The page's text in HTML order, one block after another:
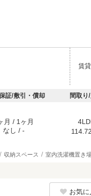
賃
証/敷引・償却 間取り
月 / 1ヶ月
なし / -
収納スペース 室内洗濯機置き
お気